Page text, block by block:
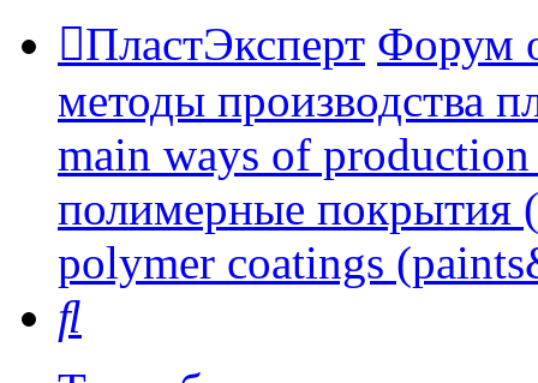
ПластЭксперт Форум
методы производства
main ways of
полимерные покрытия
polymer coatings